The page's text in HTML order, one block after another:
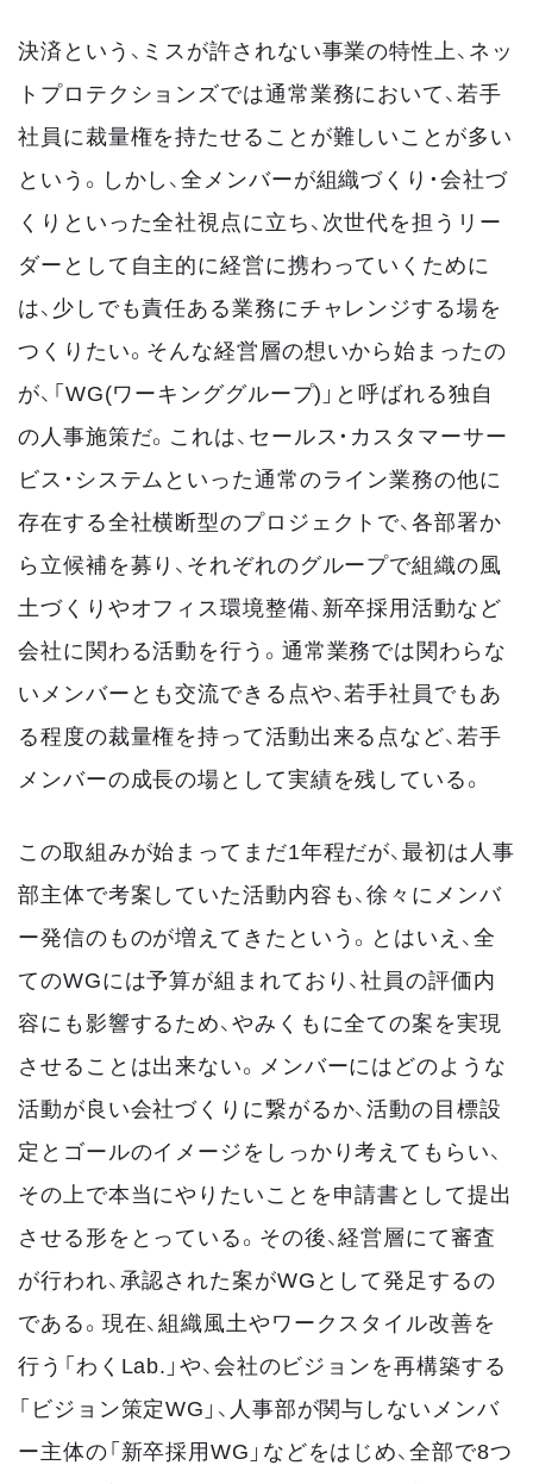
決済という、ミスが許されない事業の特性上、ネッ
トプロテクションズでは通常業務において、若手
社員に裁量権を持たせることが難しいことが多い
という。しかし、全メンバーが組織づくり・会社づ
くりといった全社視点に立ち、次世代を担うリー
ダーとして自主的に経営に携わっていくために
は、少しでも責任ある業務にチャレンジする場を
つくりたい。そんな経営層の想いから始まったの
が、「WG(ワーキンググループ)」と呼ばれる独自
の人事施策だ。これは、セールス・カスタマーサー
ビス・システムといった通常のライン業務の他に
存在する全社横断型のプロジェクトで、各部署か
ら立候補を募り、それぞれのグループで組織の風
土づくりやオフィス環境整備、新卒採用活動など
会社に関わる活動を行う。通常業務では関わらな
いメンバーとも交流できる点や、若手社員でもあ
る程度の裁量権を持って活動出来る点など、若手
メンバーの成長の場として実績を残している。
この取組みが始まってまだ1年程だが、最初は人事
部主体で考案していた活動内容も、徐々にメンバ
ー発信のものが増えてきたという。とはいえ、全
てのWGには予算が組まれており、社員の評価内
容にも影響するため、やみくもに全ての案を実現
させることは出来ない。メンバーにはどのような
活動が良い会社づくりに繋がるか、活動の目標設
定とゴールのイメージをしっかり考えてもらい、
その上で本当にやりたいことを申請書として提出
させる形をとっている。その後、経営層にて審査
が行われ、承認された案がWGとして発足するの
である。現在、組織風土やワークスタイル改善を
行う「わくLab.」や、会社のビジョンを再構築する
「ビジョン策定WG」、人事部が関与しないメンバ
ー主体の「新卒採用WG」などをはじめ、全部で8つ